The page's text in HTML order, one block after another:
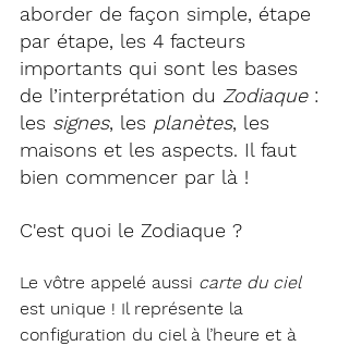
aborder de façon simple, étape
par étape, les 4 facteurs
importants qui sont les bases
de l’interprétation du Zodiaque :
les signes, les planètes, les
maisons et les aspects. Il faut
bien commencer par là !
C'est quoi le Zodiaque ?
Le vôtre appelé aussi carte du ciel
est unique ! Il représente la
configuration du ciel à l’heure et à